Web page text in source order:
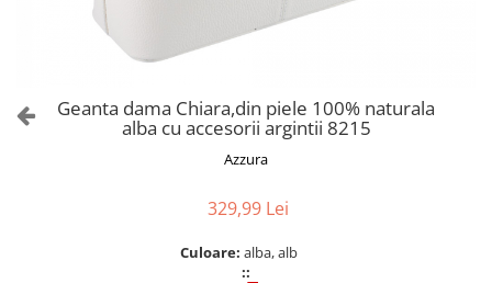
Genți AlbeGeanta dama Chiara,din piele 100% naturala
alba cu accesorii argintii 8215
Azzura
329,99 Lei
Culoare: alba, alb
::